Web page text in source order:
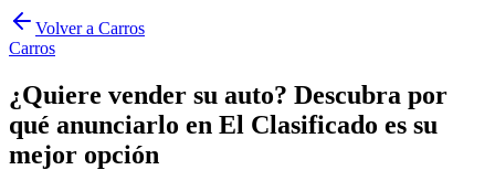
Volver a Carros
Carros
¿Quiere vender su auto? Descubra por
qué anunciarlo en El Clasificado es su
mejor opción